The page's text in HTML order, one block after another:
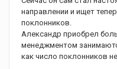
направлении и ищет
поклонников.
Александр приобрел
менеджментом
как число поклонников